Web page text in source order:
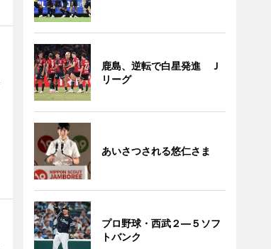
鹿島、逆転で白星発進 Ｊ
リーグ
あいさつされる悠仁さま
プロ野球・西武２―５ソフ
トバンク